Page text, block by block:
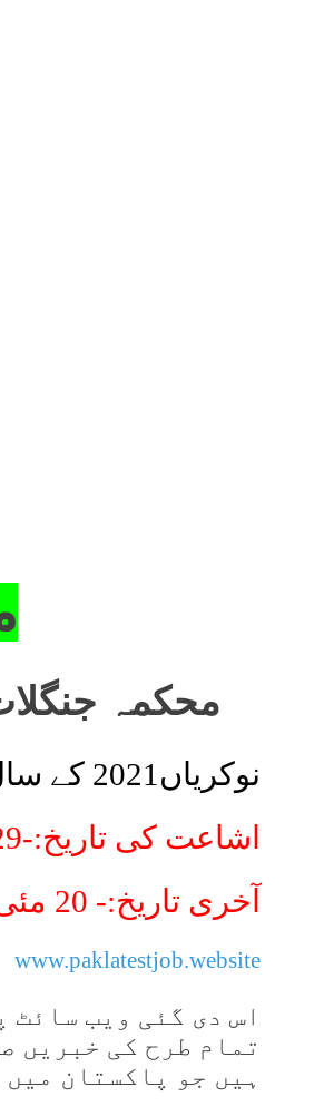
محکمہ
نوکریاں2021 کے سال کے لئے
اشاعت کی تاریخ:-29
آخری تاریخ:- 20 مئی
www.paklatestjob.website
اس دی گئی ویب سائٹ
تمام طرح کی خبریں
ہیں جو پاکستان